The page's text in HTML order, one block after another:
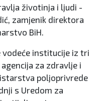
životinja i ljudi -
zamjenik direktora
BiH.
vodeće institucije iz tri
za zdravlje i
poljoprivrede
s Uredom za